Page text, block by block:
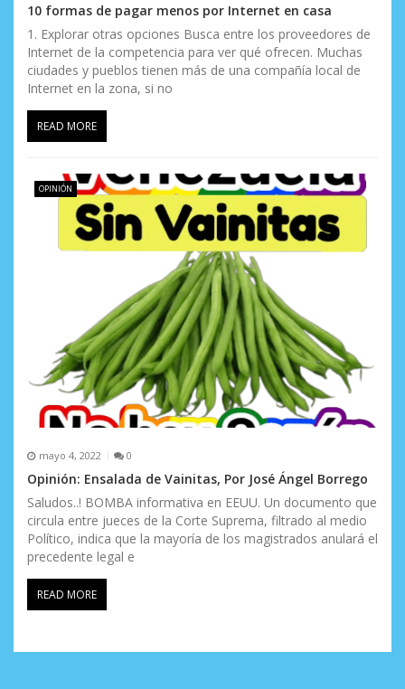
10 formas de pagar menos por Internet en casa
1. Explorar otras opciones Busca entre los proveedores de
Internet de la competencia para ver qué ofrecen. Muchas
ciudades y pueblos tienen más de una compañía local de
Internet en la zona, si no
READ MORE
OPINIÓN
mayo 4, 2022 0
Opinión: Ensalada de Vainitas, Por José Ángel Borrego
Saludos..! BOMBA informativa en EEUU. Un documento que
circula entre jueces de la Corte Suprema, filtrado al medio
Político, indica que la mayoría de los magistrados anulará el
precedente legal e
READ MORE